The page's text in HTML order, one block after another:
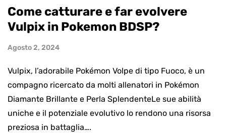
Come catturare e far evolvere
Vulpix in Pokemon BDSP?
Agosto 2, 2024
Vulpix, l’adorabile Pokémon Volpe di tipo Fuoco, è un
compagno ricercato da molti allenatori in Pokémon
Diamante Brillante e Perla SplendenteLe sue abilità
uniche e il potenziale evolutivo lo rendono una risorsa
preziosa in battaglia….